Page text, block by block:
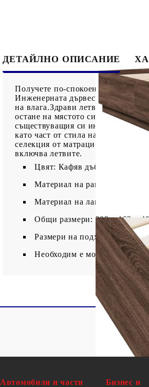
ДЕТАЙЛНО ОПИСАНИЕ
Получете по-спокоен нощен сън
Инженерната дървесина е с
на влага.Здрави летви: Летвите
остане на мястото си при всяко
съществуващия си интериор!
като част от стила на
селекция от матраци. Можете да
включва летвите.
Цвят: Кафяв дъб
Материал на рамката на
Материал на ламела:
Общи размери: 203 x 102 x
Размери на подходящ
Необходим е монтаж
Автомобили и части
Бизнес и